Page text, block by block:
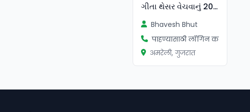
ગીતા થેસર વેચવાનું 2024
Bhavesh Bhut
पाहण्यासाठी लॉगिन करा
अमरेली, गुजरात